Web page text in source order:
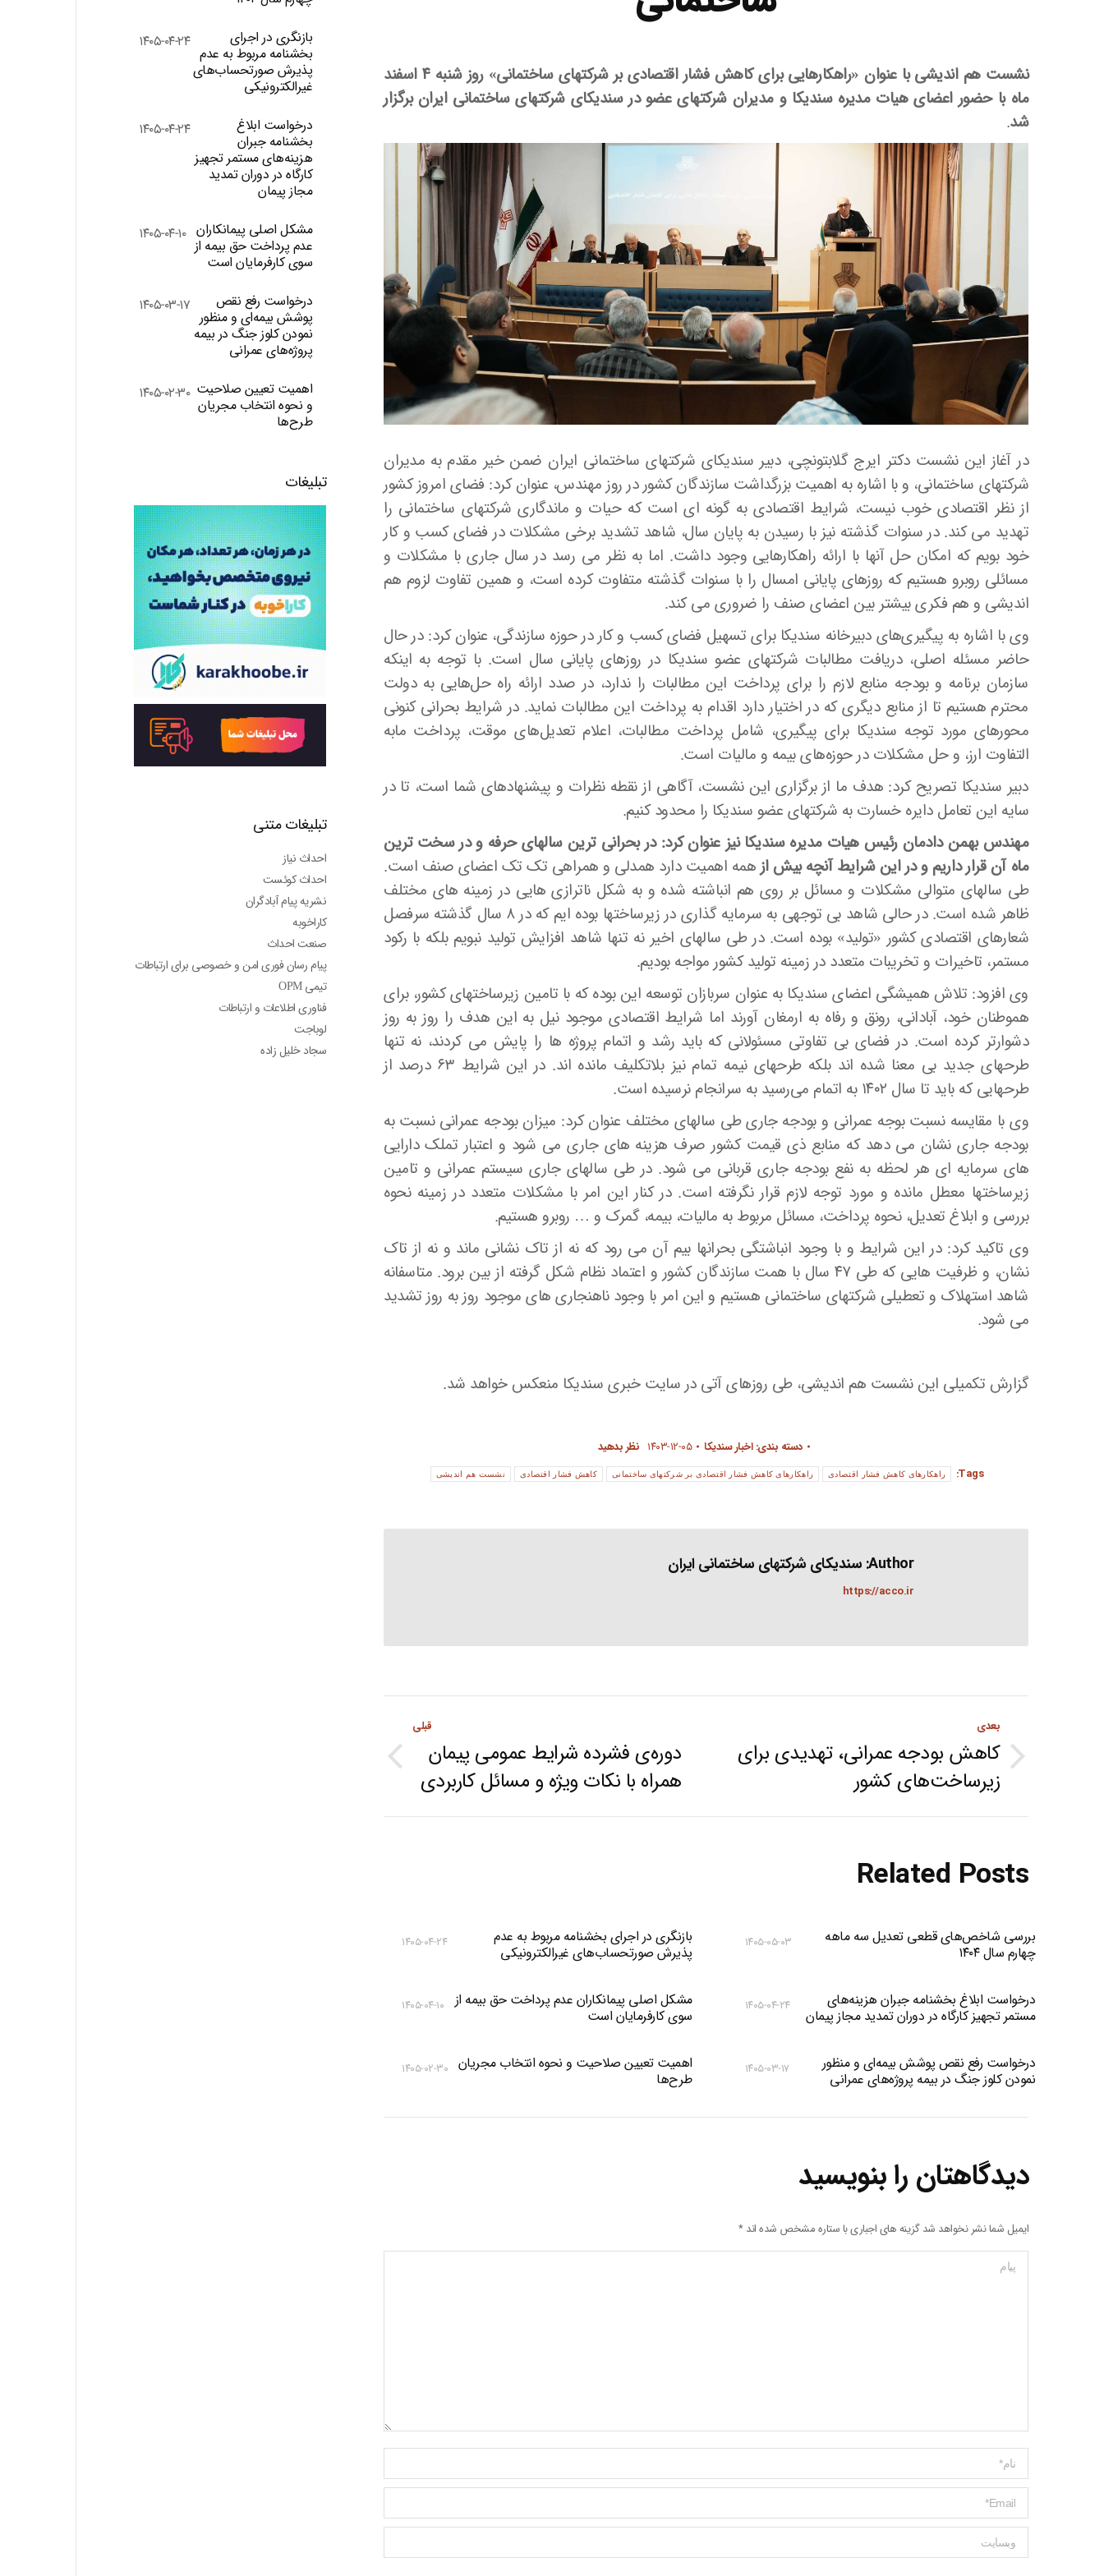
نشست هم اندیشی با عنوان «راهکارهایی برای کاهش فشار اقتصادی بر شرکتهای ساختمانی» روز شنبه ۴ اسفند
ماه با حضوراعضای هیات مدیره سندیکا و مدیران شرکتهای عضودر سندیکای شرکتهای ساختمانی ایران برگزار
شد.
در آغاز این نشست دکتر ایرج گلابتونچی، دبیر سندیکای شرکتهای ساختمانی ایران ضمن خیر مقدم به مدیران
شرکتهای ساختمانی، و با اشاره به اهمیت بزرگداشت سازندگان کشور در روز مهندس، عنوان کرد: فضای امروز کشور
از نظر اقتصادی خوب نیست، شرایط اقتصادی به گونه ای است که حیات و ماندگاری شرکتهای ساختمانی را
تهدید می کند. در سنوات گذشته نیز با رسیدن به پایان سال، شاهد تشدید برخی مشکلات در فضای کسب و کار
خود بویم که امکان حل آنها با ارائه راهکارهایی وجود داشت. اما به نظر می رسد در سال جاری با مشکلات و
مسائلی روبرو هستیم که روزهای پایانی امسال را با سنوات گذشته متفاوت کرده است، و همین تفاوت لزوم هم
اندیشی و هم فکری بیشتر بین اعضای صنف را ضروری می کند.
وی با اشاره به پیگیری‌های دبیرخانه سندیکا برای تسهیل فضای کسب و کار در حوزه سازندگی، عنوان کرد: در حال
حاضر مسئله اصلی، دریافت مطالبات شرکتهای عضو سندیکا در روزهای پایانی سال است. با توجه به اینکه
سازمان برنامه و بودجه منابع لازم را برای پرداخت این مطالبات را ندارد، در صدد ارائه راه حل‌هایی به دولت
محترم هستیم تا از منابع دیگری که در اختیار دارد اقدام به پرداخت این مطالبات نماید. در شرایط بحرانی کنونی
محورهای مورد توجه سندیکا برای پیگیری، شامل پرداخت مطالبات، اعلام تعدیل‌های موقت، پرداخت مابه
التفاوت ارز، و حل مشکلات در حوزه‌های بیمه و مالیات است.
دبیر سندیکا تصریح کرد: هدف ما از برگزاری این نشست، آگاهی از نقطه نظرات و پیشنهادهای شما است، تا در
سایه این تعامل دایره خسارت به شرکتهای عضو سندیکا را محدود کنیم.
مهندس بهمن دادمان رئیس هیات مدیره سندیکا نیز عنوان کرد: در بحرانی ترین سالهای حرفه و در سخت ترین
ماه آن قرار داریم و در این شرایط آنچه بیش از همه اهمیت دارد همدلی و همراهی تک تک اعضای صنف است.
طی سالهای متوالی مشکلات و مسائل بر روی هم انباشته شده و به شکل ناترازی هایی در زمینه های مختلف
ظاهر شده است. در حالی شاهد بی توجهی به سرمایه گذاری در زیرساختها بوده ایم که در ۸ سال گذشته سرفصل
شعارهای اقتصادی کشور «تولید» بوده است. در طی سالهای اخیر نه تنها شاهد افزایش تولید نبویم بلکه با رکود
مستمر، تاخیرات و تخریبات متعدد در زمینه تولید کشور مواجه بودیم.
وی افزود: تلاش همیشگی اعضای سندیکا به عنوان سربازان توسعه این بوده که با تامین زیرساختهای کشور، برای
هموطنان خود، آبادانی، رونق و رفاه به ارمغان آورند اما شرایط اقتصادی موجود نیل به این هدف را روز به روز
دشوارتر کرده است. در فضای بی تفاوتی مسئولانی که باید رشد و اتمام پروژه ها را پایش می کردند، نه تنها
طرحهای جدید بی معنا شده اند بلکه طرحهای نیمه تمام نیز بلاتکلیف مانده اند. در این شرایط ۶۳ درصد از
طرحهایی که باید تا سال ۱۴۰۲ به اتمام می‌رسید به سرانجام نرسیده است.
وی با مقایسه نسبت بوجه عمرانی و بودجه جاری طی سالهای مختلف عنوان کرد: میزان بودجه عمرانی نسبت به
بودجه جاری نشان می دهد که منابع ذی قیمت کشور صرف هزینه های جاری می شود و اعتبار تملک دارایی
های سرمایه ای هر لحظه به نفع بودجه جاری قربانی می شود. در طی سالهای جاری سیستم عمرانی و تامین
زیرساختها معطل مانده و مورد توجه لازم قرار نگرفته است. در کنار این امر با مشکلات متعدد در زمینه نحوه
بررسی و ابلاغ تعدیل، نحوه پرداخت، مسائل مربوط به مالیات، بیمه، گمرک و … روبرو هستیم.
وی تاکید کرد: در این شرایط و با وجود انباشتگی بحرانها بیم آن می رود که نه از تاک نشانی ماند و نه از تاک
نشان، و ظرفیت هایی که طی ۴۷ سال با همت سازندگان کشور و اعتماد نظام شکل گرفته از بین برود. متاسفانه
شاهد استهلاک و تعطیلی شرکتهای ساختمانی هستیم و این امر با وجود ناهنجاری های موجود روز به روز تشدید
می شود.
گزارش تکمیلی این نشست هم اندیشی، طی روزهای آتی در سایت خبری سندیکا منعکس خواهد شد.
دسته بندی:اخبار سندیکا ۱۴۰۳-۱۲-۰۵ نظر بدهید
Tags:
راهکارهای کاهش فشار اقتصادی راهکارهای کاهش فشار اقتصادی بر شرکتهای ساختمانی کاهش فشار اقتصادی نشست هم اندیشی
Author: سندیکای شرکتهای ساختمانی ایران
https://acco.ir
Post
navigation
قبلی
Previous
دوره‌ی فشرده شرایط عمومی پیمان
همراه با نکات ویژه و مسائل کاربردی
بعدی
post:
کاهش بودجه عمرانی، تهدیدی برای
زیرساخت‌های کشور
Related Posts
بررسی شاخص‌های قطعی تعدیل سه ماهه
چهارم سال ۱۴۰۴
۱۴۰۵-۰۵-۰۳
بازنگری در اجرای بخشنامه مربوط به عدم
پذیرش صورتحساب‌های غیرالکترونیکی
۱۴۰۵-۰۴-۲۴
درخواست ابلاغ بخشنامه جبران هزینه‌های
مستمر تجهیز کارگاه در دوران تمدید مجاز پیمان
۱۴۰۵-۰۴-۲۴
مشکل اصلی پیمانکاران عدم پرداخت حق بیمه از
سوی کارفرمایان است
۱۴۰۵-۰۴-۱۰
درخواست رفع نقص پوشش بیمه‌ای و منظور
نمودن کلوز جنگ در بیمه پروژه‌های عمرانی
۱۴۰۵-۰۳-۱۷
اهمیت تعیین صلاحیت و نحوه انتخاب مجریان
طرح‌ها
۱۴۰۵-۰۲-۳۰
دیدگاهتان را بنویسید
ایمیل شما نشر نخواهد شد گزینه های اجباری با ستاره مشخص شده اند*
پیام
Name *
ایمیل *
وبسایت
بازنگری در اجرای
بخشنامه مربوط به عدم
پذیرش صورتحساب‌های
غیرالکترونیکی
۱۴۰۵-۰۴-۲۴
درخواست ابلاغ
بخشنامه جبران
هزینه‌های مستمر تجهیز
کارگاه در دوران تمدید
مجاز پیمان
۱۴۰۵-۰۴-۲۴
مشکل اصلی پیمانکاران
عدم پرداخت حق بیمه از
سوی کارفرمایان است
۱۴۰۵-۰۴-۱۰
درخواست رفع نقص
پوشش بیمه‌ای و منظور
نمودن کلوز جنگ در بیمه
پروژه‌های عمرانی
۱۴۰۵-۰۳-۱۷
اهمیت تعیین صلاحیت
و نحوه انتخاب مجریان
طرح‌ها
۱۴۰۵-۰۲-۳۰
تبلیغات
تبلیغات متنی
احداث نیاز
احداث کوئست
نشریه پیام آبادگران
کاراخوبه
صنعت احداث
پیام رسان فوری امن و خصوصی برای ارتباطات
تیمی OPM
فناوری اطلاعات و ارتباطات
لوباجت
سجاد خلیل زاده